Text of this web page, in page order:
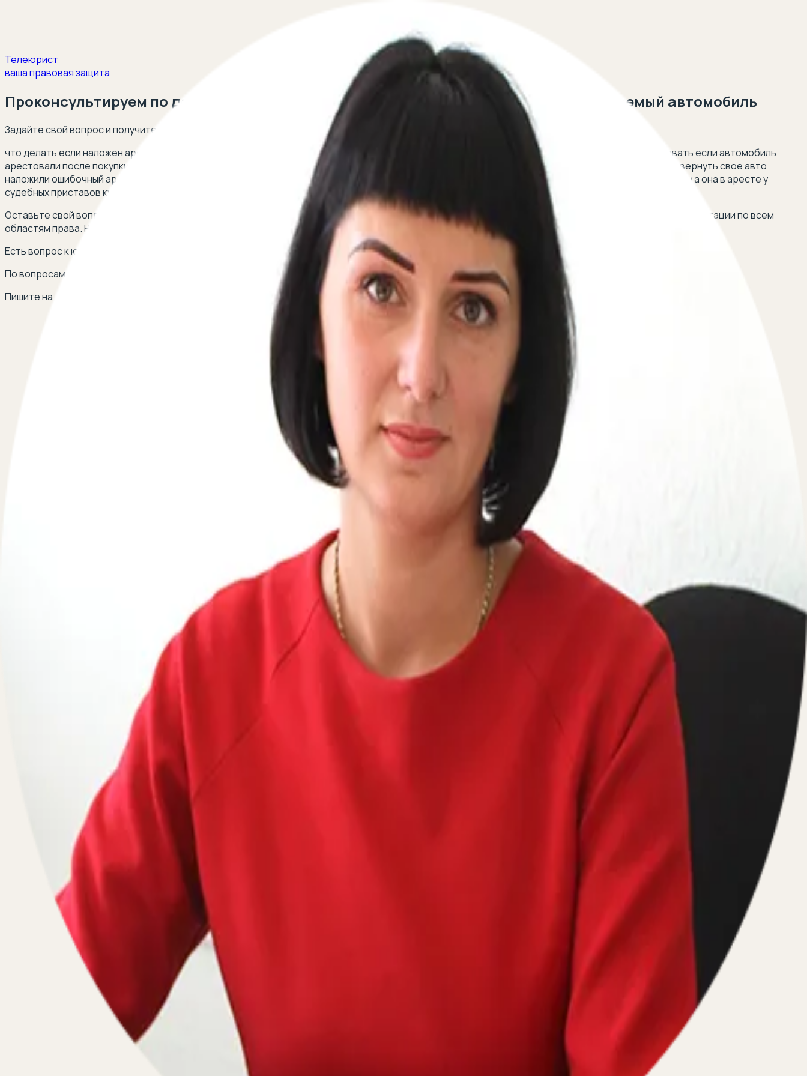
Телеюрист
ваша правовая защита
Проконсультируем по действиям при наложении ареста на купленный или продаваемый автомобиль
Задайте свой вопрос и получите ответ опытного юриста в сфере взаимодействия с приставами и ФССП в течение 5 минут!
что делать если наложен арест на авто на предыдущего если продали машину а спустя время за налоги наложен арест что делать как действовать если автомобиль
арестовали после покупки что можно сделать если приставы арестовали машину что делать если при обмене авто авто оказалось в аресте как вернуть свое авто
наложили ошибочный арест на машину что делать наложили арест на авто на предыдущего собственника что делать что делать если купил машину а она в аресте у
судебных приставов купил машину она в аресте что делать судебные приставы наложили арест на автомобиль что делать
Оставьте свой вопрос через форму чата внизу страницы или позвоните по телефону. Оказываем квалифицированную юридическую помощь и консультации по всем
областям права. Ниже список некоторых вопросов и ситуаций, которые интересовали наших пользователей сегодня:
Есть вопрос к юристу? Оставьте свой телефон, перезвоним мгновенно:
По вопросам сотрудничества
Пишите на